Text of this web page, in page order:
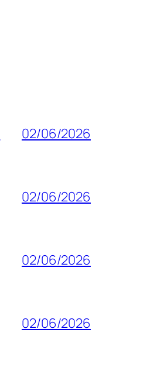
02/06/2026
02/06/2026
02/06/2026
02/06/2026